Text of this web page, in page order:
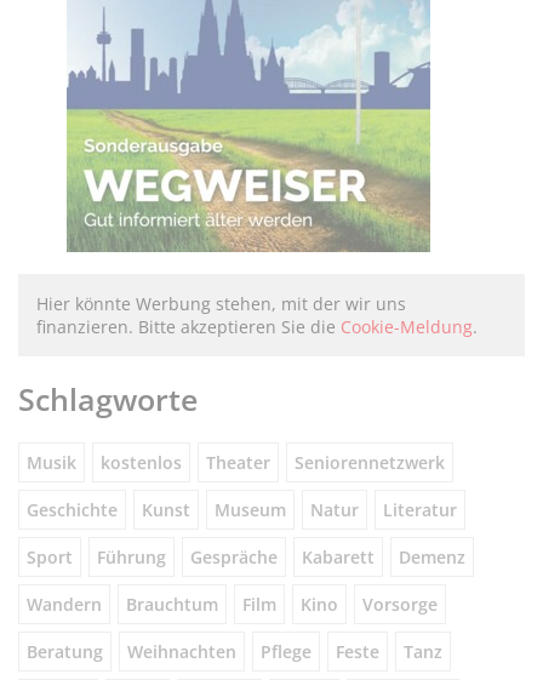
Hier könnte Werbung stehen, mit der wir uns
finanzieren. Bitte akzeptieren Sie die Cookie-Meldung.
Schlagworte
Musik kostenlos Theater Seniorennetzwerk
Geschichte Kunst Museum Natur Literatur
Sport Führung Gespräche Kabarett Demenz
Wandern Brauchtum Film Kino Vorsorge
Beratung Weihnachten Pflege Feste Tanz